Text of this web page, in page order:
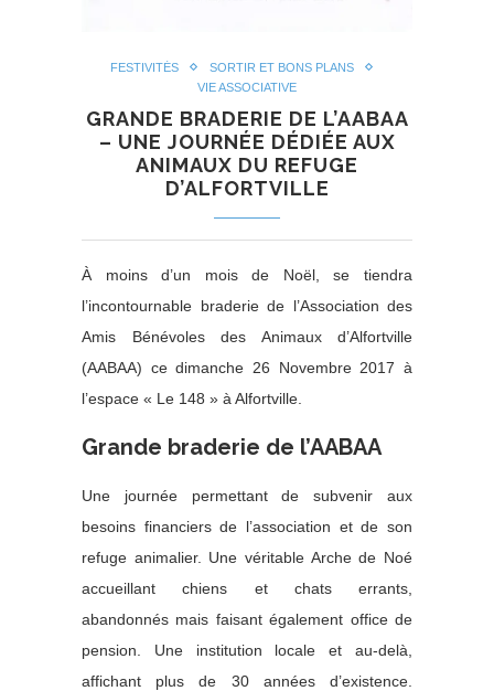
FESTIVITÉS
SORTIR ET BONS PLANS
VIE ASSOCIATIVE
GRANDE BRADERIE DE L’AABAA
– UNE JOURNÉE DÉDIÉE AUX
ANIMAUX DU REFUGE
D’ALFORTVILLE
À moins d’un mois de Noël, se tiendra
l’incontournable braderie de l’Association des
Amis Bénévoles des Animaux d’Alfortville
(AABAA) ce dimanche 26 Novembre 2017 à
l’espace « Le 148 » à Alfortville.
Grande braderie de l’AABAA
Une journée permettant de subvenir aux
besoins financiers de l’association et de son
refuge animalier. Une véritable Arche de Noé
accueillant chiens et chats errants,
abandonnés mais faisant également office de
pension. Une institution locale et au-delà,
affichant plus de 30 années d’existence.